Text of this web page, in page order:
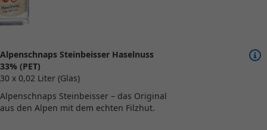
Alpenschnaps Steinbeisser Haselnuss
33% (PET)
30 x 0,02 Liter (Glas)
Alpenschnaps Steinbeisser – das Original
aus den Alpen mit dem echten Filzhut.